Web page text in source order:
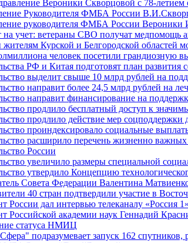
Вероники Скворцовой с 78-летием
Руководителя ФМБА России
руководителя ФМБА России
на учет: ветераны СВО получат медпомощь
Курской и Белгородской областей
человек посетили грандиозную
РФ и Китая подготовят план развития
выделит свыше 10 млрд рублей на
направит более 24,5 млрд рублей на
направит финансирование на
продлило бесплатный доступ к
продлило действие мер
проиндексировало социальные
расширило перечень жизненно важных
России
увеличило размеры специальной
утвердило Концепцию
Совета Федерации Валентина
40 стран подтвердили участие в
России дал интервью телеканалу «Россия
Российской академии наук Геннадий
статуса НМИЦ
подразумевает запуск 162